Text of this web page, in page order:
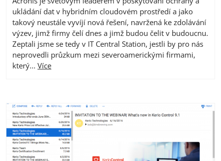
ukládání dat v hybridním cloudovém prostředí a jako
takový neustále vyvíjí nová řešení, navržená ke zdolávání
výzev, jimž firmy čelí dnes a jimž budou čelit v budoucnu.
Zeptali jsme se tedy v IT Central Station, jestli by pro nás
neprovedli průzkum mezi severoamerickými firmami,
který... Více